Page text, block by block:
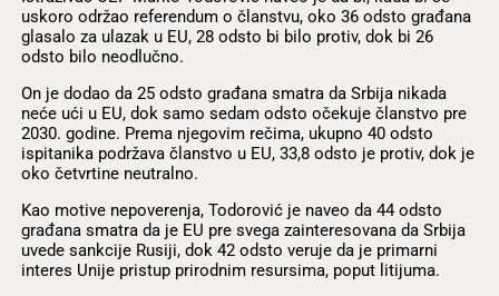
uskoro održao referendum o članstvu, oko 36 odsto građana
glasalo za ulazak u EU, 28 odsto bi bilo protiv, dok bi 26
odsto bilo neodlučno.
On je dodao da 25 odsto građana smatra da Srbija nikada
neće ući u EU, dok samo sedam odsto očekuje članstvo pre
2030. godine. Prema njegovim rečima, ukupno 40 odsto
ispitanika podržava članstvo u EU, 33,8 odsto je protiv, dok je
oko četvrtine neutralno.
Kao motive nepoverenja, Todorović je naveo da 44 odsto
građana smatra da je EU pre svega zainteresovana da Srbija
uvede sankcije Rusiji, dok 42 odsto veruje da je primarni
interes Unije pristup prirodnim resursima, poput litijuma.